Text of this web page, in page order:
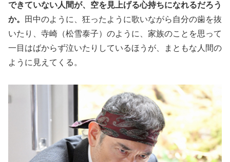
できていない人間が、空を見上げる心持ちになれるだろう
か。
田中のように、狂ったように歌いながら自分の歯を抜
いたり、寺崎（松雪泰子）のように、家族のことを思って
一目はばからず泣いたりしているほうが、まともな人間の
ように見えてくる。